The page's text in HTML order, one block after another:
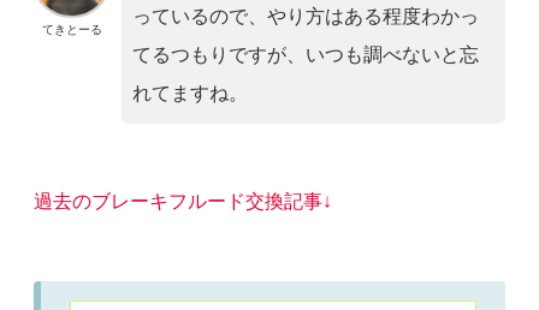
てきとーる
っているので、やり方はある程度わかっ
てるつもりですが、いつも調べないと忘
れてますね。
過去のブレーキフルード交換記事↓